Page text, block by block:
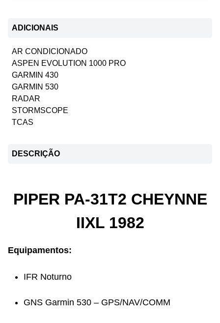
ADICIONAIS
AR CONDICIONADO
ASPEN EVOLUTION 1000 PRO
GARMIN 430
GARMIN 530
RADAR
STORMSCOPE
TCAS
DESCRIÇÃO
PIPER PA-31T2 CHEYNNE
IIXL 1982
Equipamentos:
IFR Noturno
GNS Garmin 530 – GPS/NAV/COMM